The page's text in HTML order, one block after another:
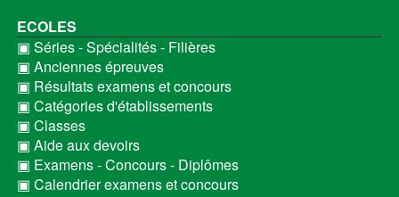
ECOLES
▣ Séries - Spécialités - Filières
▣ Anciennes épreuves
▣ Résultats examens et concours
▣ Catégories d'établissements
▣ Classes
▣ Aide aux devoirs
▣ Examens - Concours - Diplômes
▣ Calendrier examens et concours